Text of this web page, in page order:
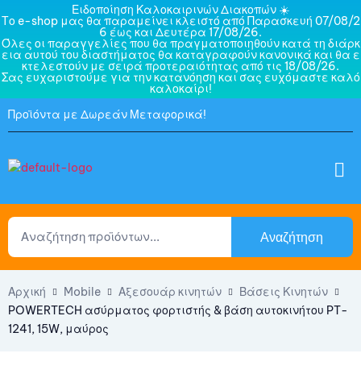
Ειδοποίηση Καλοκαιρινών Διακοπών ☀️
Το e-shop μας θα παραμείνει κλειστό από Παρασκευή 07/08/2
6 έως και Δευτέρα 17/08/26.
Όλες οι παραγγελίες που θα πραγματοποιηθούν κατά τη διάρκ
εια αυτού του διαστήματος θα καταγραφούν κανονικά και θα ε
κτελεστούν με σειρά προτεραιότητας από τις 18/08/26.
Σας ευχαριστούμε για την κατανόηση και σας ευχόμαστε καλό
καλοκαίρι!
Προϊόντα με Δωρεάν Μεταφορικά!
Αναζήτηση
Αρχική Mobile Αξεσουάρ κινητών
Βάσεις Κινητών
POWERTECH ασύρματος φορτιστής & βάση αυτοκινήτου PT-
1241, 15W, μαύρος